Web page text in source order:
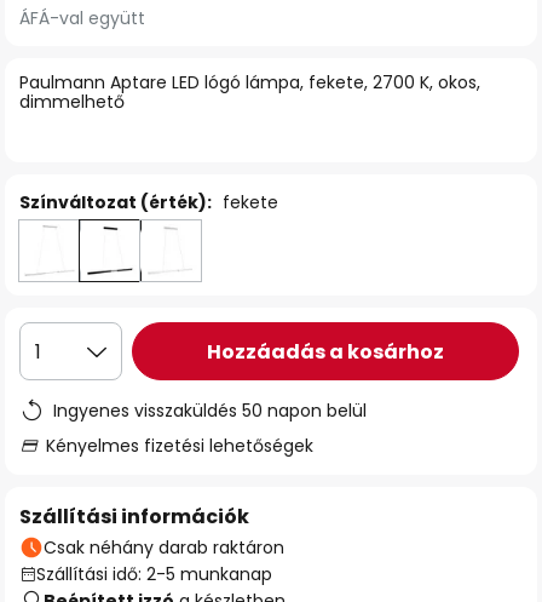
képgaléria
Paulmann Aptare LED lógó lámpa, fekete, 2700 K, okos,
dimmelhető
ÁFÁ-val együtt
Színváltozat (érték): fekete
1 Hozzáadás a kosárhoz
Ingyenes visszaküldés 50 napon belül
Kényelmes fizetési lehetőségek
Szállítási információk
Csak néhány darab raktáron
Szállítási idő: 2-5 munkanap